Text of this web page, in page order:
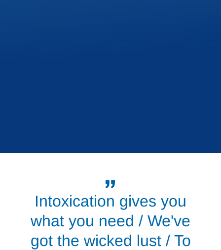
Intoxication gives you
what you need / We've
got the wicked lust / To